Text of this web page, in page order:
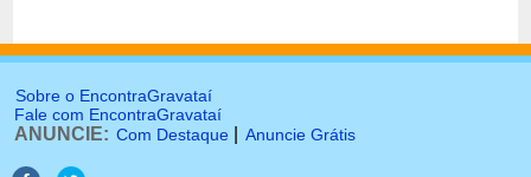
Sobre o EncontraGravataí
Fale com EncontraGravataí
ANUNCIE: Com Destaque Anuncie Grátis